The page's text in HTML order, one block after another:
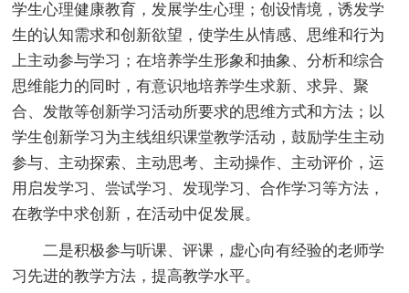
学生心理健康教育，发展学生心理；创设情境，诱发学
生的认知需求和创新欲望，使学生从情感、思维和行为
上主动参与学习；在培养学生形象和抽象、分析和综合
思维能力的同时，有意识地培养学生求新、求异、聚
合、发散等创新学习活动所要求的思维方式和方法；以
学生创新学习为主线组织课堂教学活动，鼓励学生主动
参与、主动探索、主动思考、主动操作、主动评价，运
用启发学习、尝试学习、发现学习、合作学习等方法，
在教学中求创新，在活动中促发展。
二是积极参与听课、评课，虚心向有经验的老师学
习先进的教学方法，提高教学水平。